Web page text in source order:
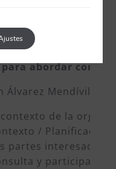
para abordar con
Álvarez Mendívil,
contexto de la
/
partes interesadas:
y